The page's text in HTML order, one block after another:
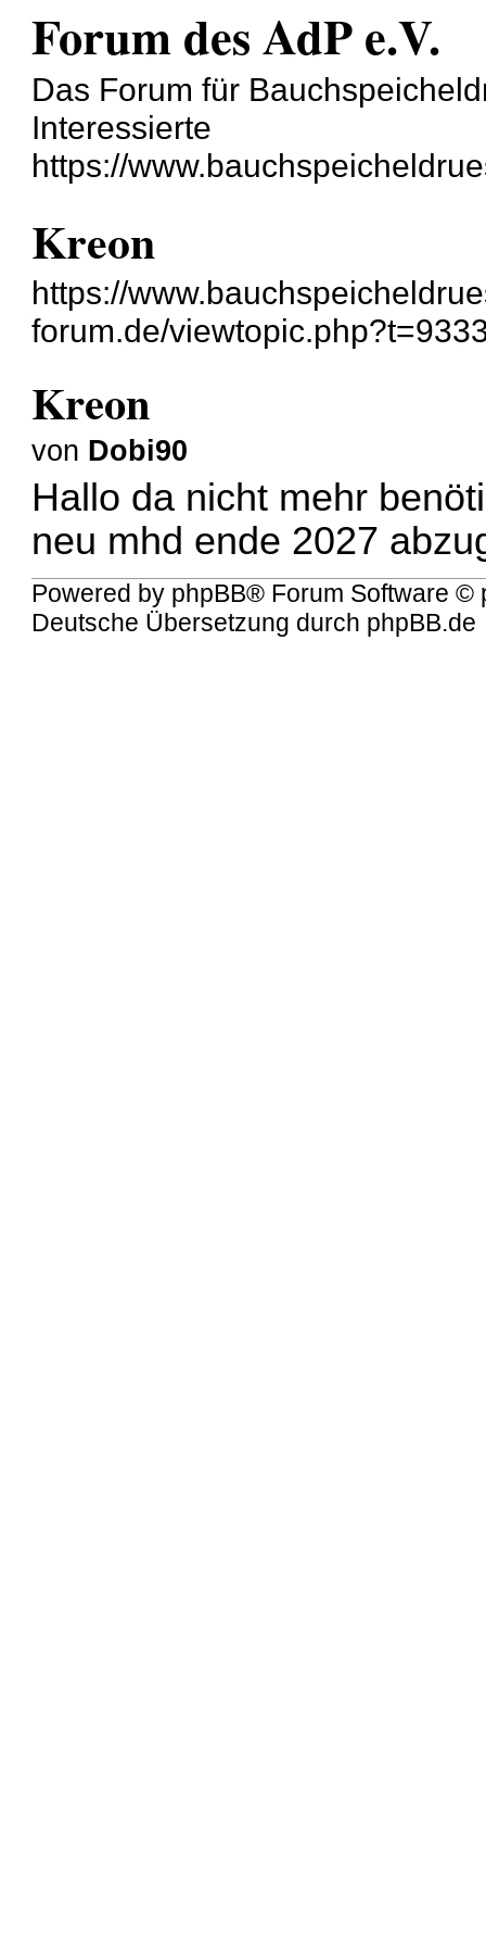
Forum des AdP e.V.
Das Forum für
Interessierte
https://
Kreon
https://
forum.de/
Kreon
von Dobi90
Hallo da nicht mehr
neu mhd ende 2027
Powered by phpBB® Forum Software ©
Deutsche Übersetzung durch phpBB.de